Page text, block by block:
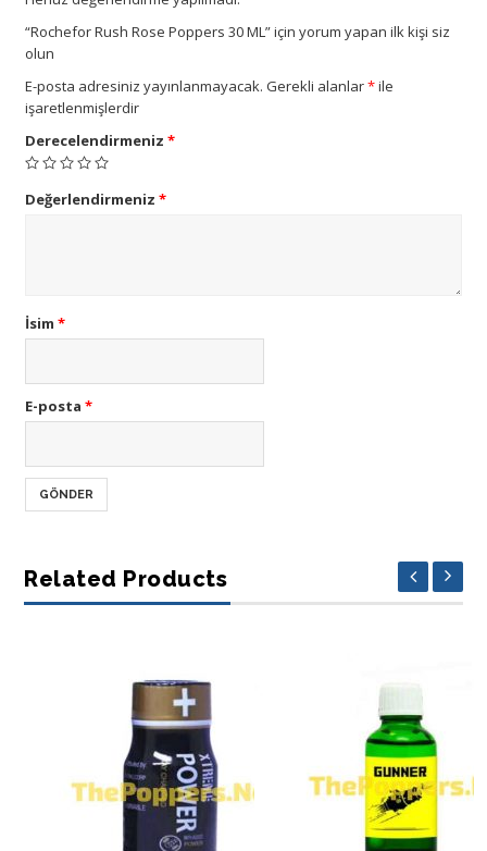
“Rochefor Rush Rose Poppers 30 ML” için yorum yapan ilk kişi siz
olun
E-posta adresiniz yayınlanmayacak. Gerekli alanlar*ile
işaretlenmişlerdir
Derecelendirmeniz *
Değerlendirmeniz *
İsim *
E-posta *
Related Products